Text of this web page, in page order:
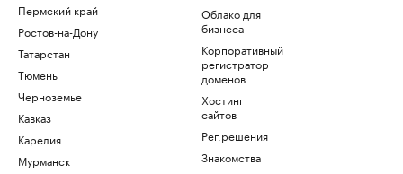
Пермский край
Ростов-на-Дону
Татарстан
Тюмень
Черноземье
Кавказ
Карелия
Мурманск
Облако для
бизнеса
Корпоративный
регистратор
доменов
Хостинг
сайтов
Рег.решения
Знакомства